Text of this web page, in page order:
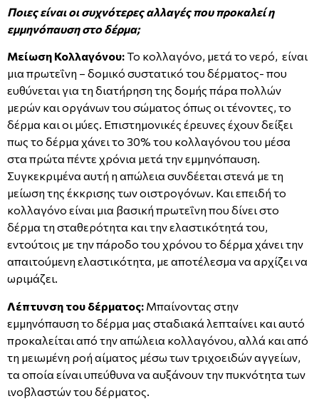
Ποιες είναι οι συχνότερες αλλαγές που προκαλεί η
εμμηνόπαυση στο δέρμα;
Μείωση Κολλαγόνου:Το κολλαγόνο, μετά το νερό, είναι
μια πρωτεΐνη – δομικό συστατικό του δέρματος- που
ευθύνεται για τη διατήρηση της δομής πάρα πολλών
μερών και οργάνων του σώματος όπως οι τένοντες, το
δέρμα και οι μύες. Επιστημονικές έρευνες έχουν δείξει
πως το δέρμα χάνει το 30% του κολλαγόνου του μέσα
στα πρώτα πέντε χρόνια μετά την εμμηνόπαυση.
Συγκεκριμένα αυτή η απώλεια συνδέεται στενά με τη
μείωση της έκκρισης των οιστρογόνων. Και επειδή το
κολλαγόνο είναι μια βασική πρωτεΐνη που δίνει στο
δέρμα τη σταθερότητα και την ελαστικότητά του,
εντούτοις με την πάροδο του χρόνου το δέρμα χάνει την
απαιτούμενη ελαστικότητα, με αποτέλεσμα να αρχίζει να
ωριμάζει.
Λέπτυνση του δέρματος: Μπαίνοντας στην
εμμηνόπαυση το δέρμα μας σταδιακά λεπταίνει και αυτό
προκαλείται από την απώλεια κολλαγόνου, αλλά και από
τη μειωμένη ροή αίματος μέσω των τριχοειδών αγγείων,
τα οποία είναι υπεύθυνα να αυξάνουν την πυκνότητα των
ινοβλαστών του δέρματος.